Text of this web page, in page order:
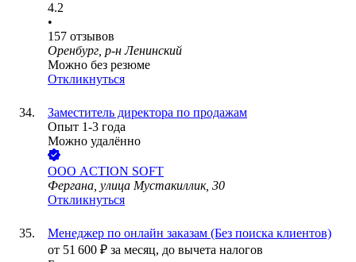
4.2
•
157 отзывов
Оренбург, р-н Ленинский
Можно без резюме
Откликнуться
Заместитель директора по продажам
Опыт 1-3 года
Можно удалённо
ООО ACTION SOFT
Фергана, улица Мустакиллик, 30
Откликнуться
Менеджер по онлайн заказам (Без поиска клиентов)
от 51 600 ₽ за месяц, до вычета налогов